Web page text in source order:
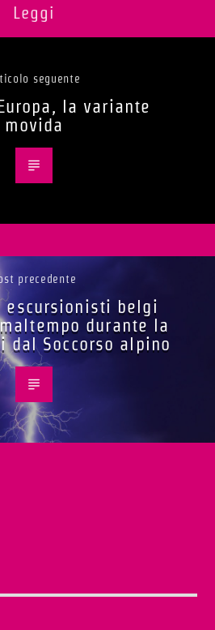
Leggi
seguente
la variante
movida
precedente
escursionisti belgi
durante la
dal Soccorso alpino